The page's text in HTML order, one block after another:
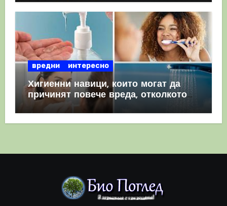
вредни интересно
Хигиенни навици, които могат да
причинят повече вреда, отколкото
полза